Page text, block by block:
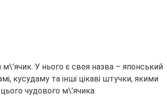
У нього є своя назва – японський
кусудаму та інші цікаві штучки, якими
чудового м\’ячика.